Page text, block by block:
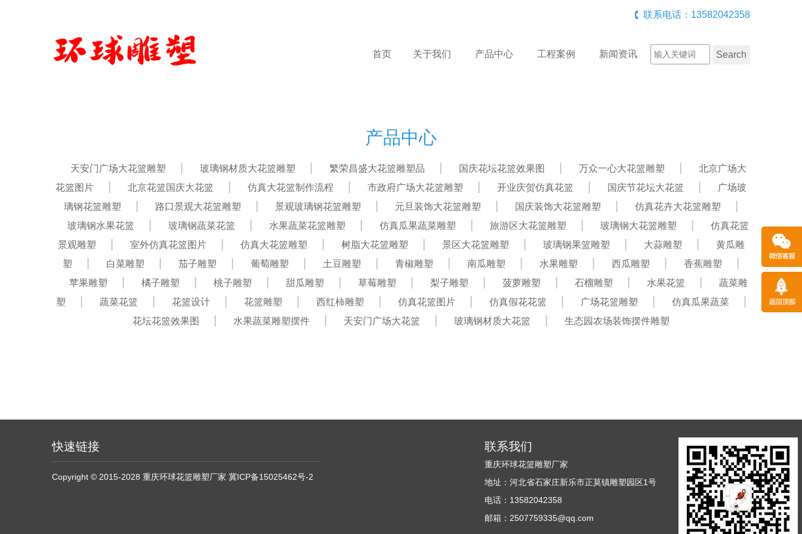
联系电话：13582042358
首页 关于我们 产品中心 工程案例 新闻资讯
产品中心
天安门广场大花篮雕塑 玻璃钢材质大花篮雕塑 繁荣昌盛大花篮雕塑品 国庆花坛花篮效果图 万众一心大花篮雕塑
北京广场大
花篮图片
北京花篮国庆大花篮 仿真大花篮制作流程 市政府广场大花篮雕塑 开业庆贺仿真花篮 国庆节花坛大花篮
广场玻
璃钢花篮雕塑
路口景观大花篮雕塑 景观玻璃钢花篮雕塑 元旦装饰大花篮雕塑 国庆装饰大花篮雕塑
仿真花卉大花篮雕塑
玻璃钢水果花篮
玻璃钢蔬菜花篮 水果蔬菜花篮雕塑 仿真瓜果蔬菜雕塑 旅游区大花篮雕塑 玻璃钢大花篮雕塑
仿真花篮
景观雕塑
室外仿真花篮图片 仿真大花篮雕塑 树脂大花篮雕塑 景区大花篮雕塑 玻璃钢果篮雕塑 大蒜雕塑
黄瓜雕
塑
白菜雕塑 茄子雕塑 葡萄雕塑 土豆雕塑 青椒雕塑 南瓜雕塑 水果雕塑 西瓜雕塑
香蕉雕塑
苹果雕塑
橘子雕塑 桃子雕塑 甜瓜雕塑 草莓雕塑 梨子雕塑 菠萝雕塑 石榴雕塑 水果花篮
蔬菜雕
塑
蔬菜花篮 花篮设计 花篮雕塑 西红柿雕塑 仿真花篮图片 仿真假花花篮 广场花篮雕塑
仿真瓜果蔬菜
花坛花篮效果图
水果蔬菜雕塑摆件 天安门广场大花篮 玻璃钢材质大花篮 生态园农场装饰摆件雕塑
快速链接
Copyright © 2015-2028 重庆环球花篮雕塑厂家 冀ICP备15025462号-2
联系我们
重庆环球花篮雕塑厂家
地址：河北省石家庄新乐市正莫镇雕塑园区1号
电话：13582042358
邮箱：2507759335@qq.com